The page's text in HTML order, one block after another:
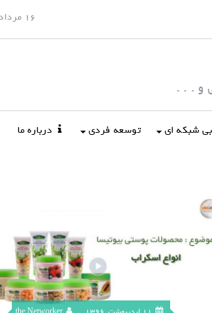
16 مرداد, 1405
و . . .
شبکه ای توسعه فردی درباره ما